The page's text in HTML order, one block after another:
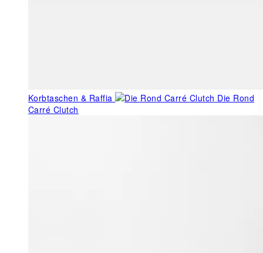
Korbtaschen & Raffia
Die Rond
Carré Clutch